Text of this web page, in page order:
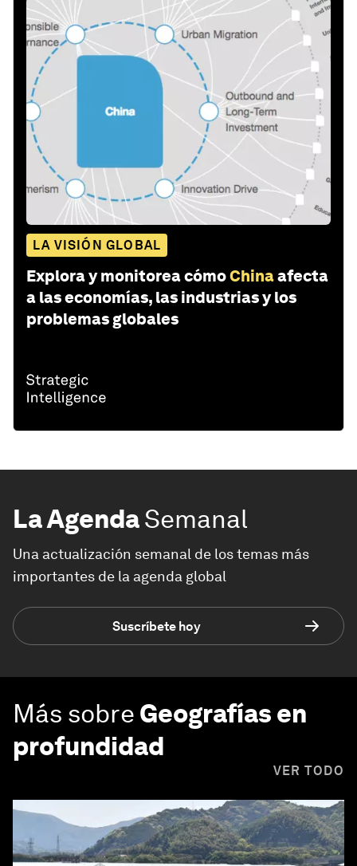
LA VISIÓN GLOBAL
Explora y monitorea cómoChinaafecta
a las economías, las industrias y los
problemas globales
La AgendaSemanal
Una actualización semanal de los temas más
importantes de la agenda global
Suscríbete hoy
Más sobre Geografías en
profundidad
VER TODO